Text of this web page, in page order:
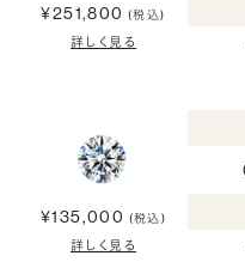
¥251,800 (税込)
詳しく見る
¥135,000 (税込)
詳しく見る